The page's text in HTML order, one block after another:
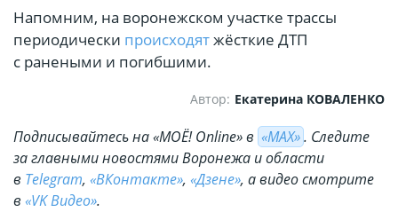
Напомним, на воронежском участке трассы
периодически происходятжёсткие ДТП
с ранеными и погибшими.
Автор: Екатерина КОВАЛЕНКО
Подписывайтесь на «МОЁ! Online» в «МАХ». Cледите
за главными новостями Воронежа и области
в Telegram, «ВКонтакте», «Дзене», а видео смотрите
в «VK Видео».